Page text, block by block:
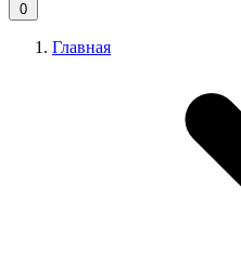
0
Главная